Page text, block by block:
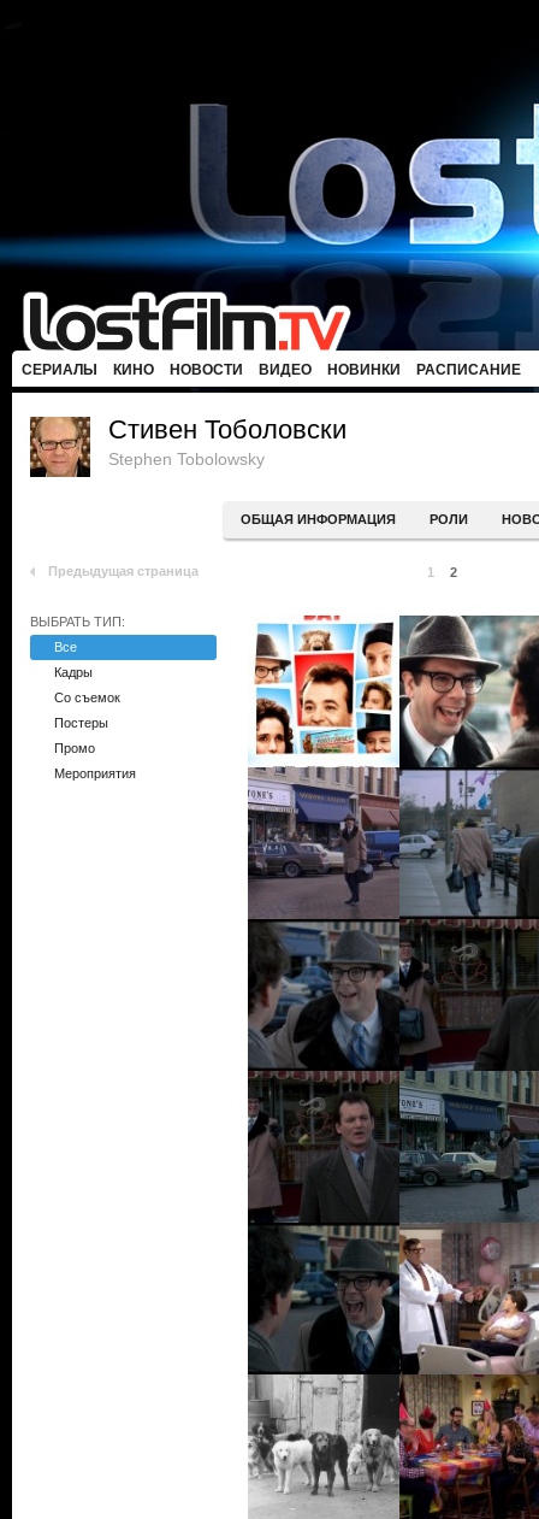
СЕРИАЛЫ КИНО НОВОСТИ ВИДЕО НОВИНКИ РАСПИСАНИЕ
Стивен Тоболовски
Stephen Tobolowsky
ОБЩАЯ ИНФОРМАЦИЯ РОЛИ
Предыдущая страница 1 2
ВЫБРАТЬ ТИП:
Все
Кадры
Со съемок
Постеры
Промо
Мероприятия